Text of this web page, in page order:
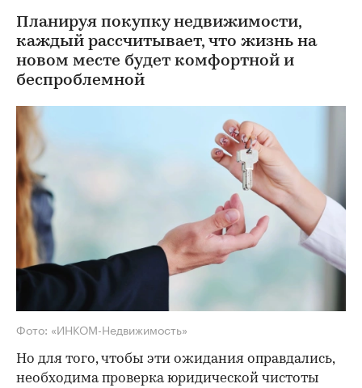
Планируя покупку недвижимости,
каждый рассчитывает, что жизнь на
новом месте будет комфортной и
беспроблемной
Фото: «ИНКОМ-Недвижимость»
Но для того, чтобы эти ожидания оправдались,
необходима проверка юридической чистоты